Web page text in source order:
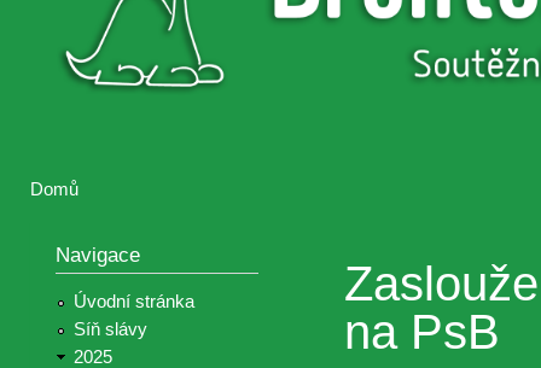
Brontosaurus
Domů
Navigace
Úvodní stránka
Síň slávy
2025
na PsB